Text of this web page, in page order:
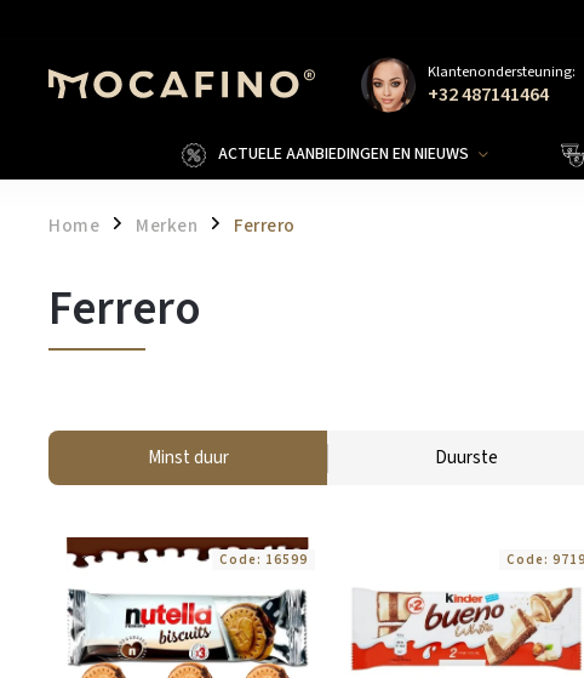
Klantenondersteuning:
+32 487141464
ACTUELE AANBIEDINGEN EN NIEUWS
Home / Merken / Ferrero
Ferrero
Minst duur Duurste
Code: 16599 Code: 9719